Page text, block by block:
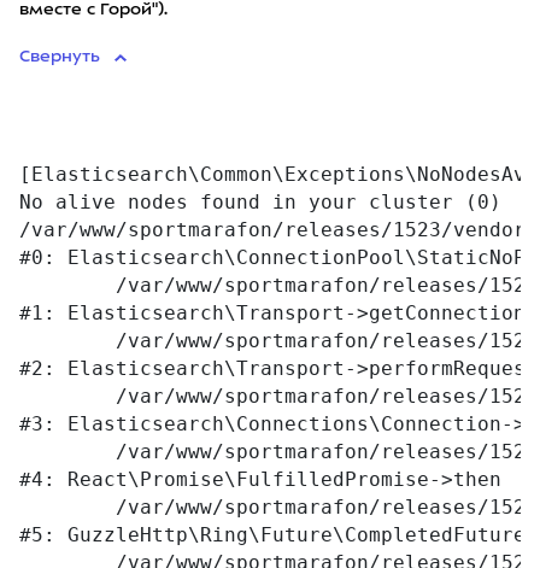
вместе с Горой").
Свернуть
No alive nodes found in your cluster (0)
/var/www/sportmarafon/releases/1523/
#0:
#1: Elasticsearch\Transport->getConnection
#2: Elasticsearch\Transport->performRequest
#3: Elasticsearch\Connections\Connection-
#4: React\Promise\FulfilledPromise->then
#5: